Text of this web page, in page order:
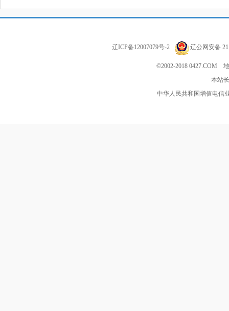
辽ICP备12007079号-2 辽公网安备
©2002-2018 0427.COM
本站
中华人民共和国增值电信